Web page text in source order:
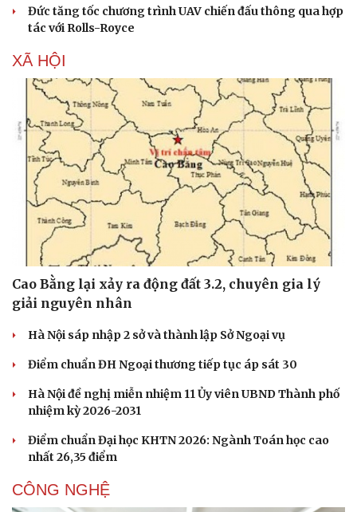
Sức khỏe
Dinh dưỡng - món ngon
Cây thuốc
Sản phụ khoa
Nhi khoa
Nam khoa
Làm đẹp - giảm cân
Phòng mạch online
Ăn sạch sống khỏe
Đời sống
Nhà đẹp
Blog
Tình yêu - Gia đình
Đức tăng tốc chương trình UAV chiến đấu thông qua hợp
tác với Rolls-Royce
XÃ HỘI
Cao Bằng lại xảy ra động đất 3.2, chuyên gia lý
giải nguyên nhân
Hà Nội sáp nhập 2 sở và thành lập Sở Ngoại vụ
Điểm chuẩn ĐH Ngoại thương tiếp tục áp sát 30
Hà Nội đề nghị miễn nhiệm 11 Ủy viên UBND Thành phố
nhiệm kỳ 2026-2031
Điểm chuẩn Đại học KHTN 2026: Ngành Toán học cao
nhất 26,35 điểm
CÔNG NGHỆ